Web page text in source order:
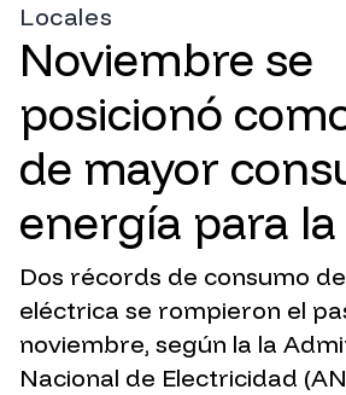
Locales
Noviembre se
posicionó
de mayor
energía para la
Dos récords de consumo
eléctrica se rompieron el
noviembre, según la la
Nacional de Electricidad